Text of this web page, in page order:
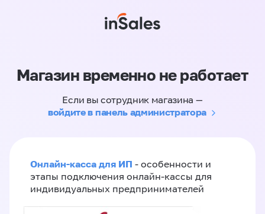
Магазин временно не работает
Если вы сотрудник магазина —
войдите в панель администратора
Онлайн-касса для ИП - особенности и
этапы подключения онлайн-кассы для
индивидуальных предпринимателей